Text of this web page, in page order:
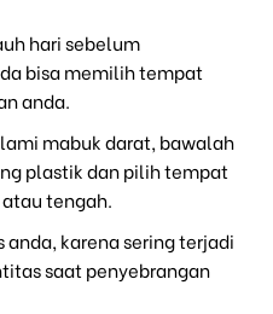
hari sebelum
bisa memilih tempat
anda.
mabuk darat, bawalah
plastik dan pilih tempat
tengah.
karena sering terjadi
saat penyebrangan